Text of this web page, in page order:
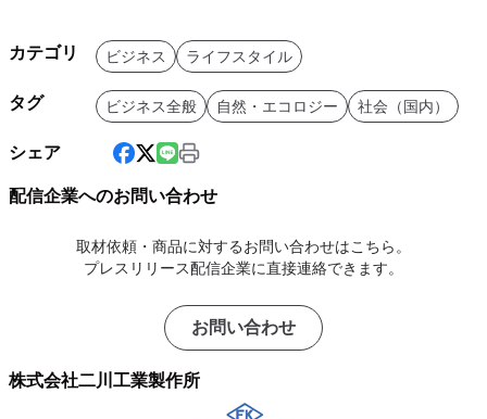
カテゴリ ビジネス ライフスタイル
タグ ビジネス全般 自然・エコロジー 社会（国内）
シェア
配信企業へのお問い合わせ
取材依頼・商品に対するお問い合わせはこちら。
プレスリリース配信企業に直接連絡できます。
お問い合わせ
株式会社二川工業製作所